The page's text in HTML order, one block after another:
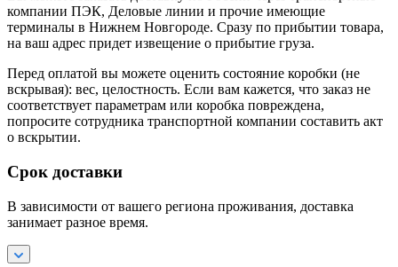
компании ПЭК, Деловые линии и прочие имеющие
терминалы в Нижнем Новгороде. Сразу по прибытии товара,
на ваш адрес придет извещение о прибытие груза.
Перед оплатой вы можете оценить состояние коробки (не
вскрывая): вес, целостность. Если вам кажется, что заказ не
соответствует параметрам или коробка повреждена,
попросите сотрудника транспортной компании составить акт
о вскрытии.
Срок доставки
В зависимости от вашего региона проживания, доставка
занимает разное время.